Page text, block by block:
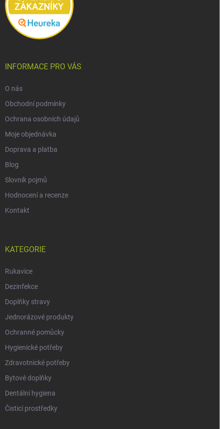
INFORMACE PRO VÁS
O nás
Obchodní podmínky
Ochrana osobních údajů
Moje objednávka
Doprava a platba
Blog
Slovník pojmů
Hodnocení a recenze
Kontakt
KATEGORIE
Rukavice
Dezinfekce
Doplňky stravy
Jednorázové produkty
Ochranné pomůcky
Hygienické potřeby
Zdravotnické potřeby
Bytové doplňky
Dentální hygiena
Čisticí prostředky